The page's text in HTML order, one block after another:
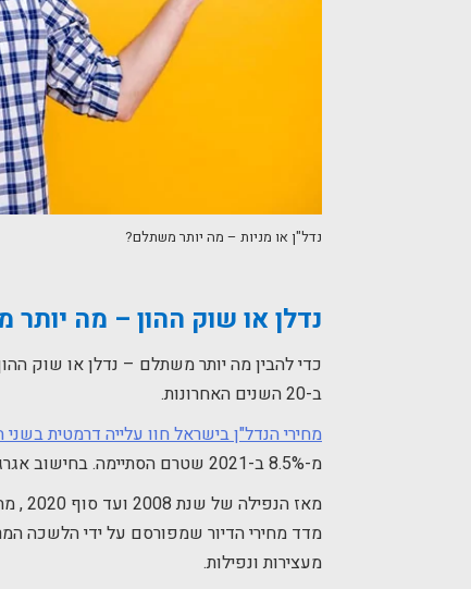
נדל"ן או מניות – מה יותר משתלם?
נדלן או שוק ההון – מה
כדי להבין מה יותר משתלם – נדלן או שוק
ב-20 השנים האחרונות.
מחירי הנדל"ן בישראל חוו עלייה דרמטית
מ-8.5% ב-2021 שטרם הסתיימה. בחישוב אגרגטיבי של 8 השנים האחרונות, מחירי הדיור עלו בכ-47%.
מדד מחירי הדיור שמפורסם על ידי הלשכה
מעצירות ונפילות.